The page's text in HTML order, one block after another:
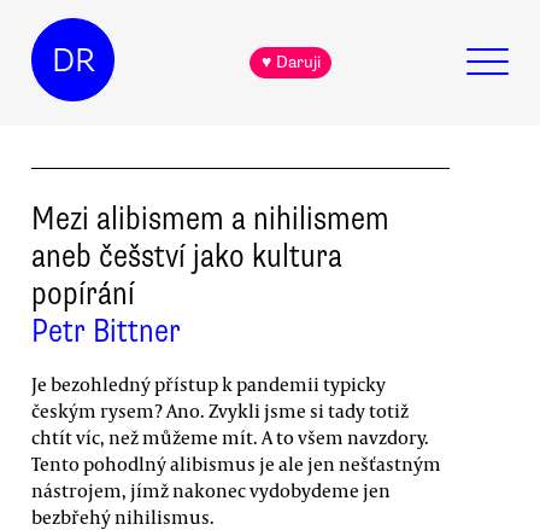
DR ♥ Daruji
Mezi alibismem a nihilismem
aneb češství jako kultura
popírání
Petr Bittner
Je bezohledný přístup k pandemii typicky
českým rysem? Ano. Zvykli jsme si tady totiž
chtít víc, než můžeme mít. A to všem navzdory.
Tento pohodlný alibismus je ale jen nešťastným
nástrojem, jímž nakonec vydobydeme jen
bezbřehý nihilismus.